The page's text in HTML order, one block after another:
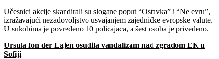
Učesnici akcije skandirali su slogane poput “Ostavka” i “Ne evru”,
izražavajući nezadovoljstvo usvajanjem zajedničke evropske valute.
U sukobima je povređeno 10 policajaca, a šest osoba je privedeno.
Ursula fon der Lajen osudila vandalizam nad zgradom EK u
Sofiji